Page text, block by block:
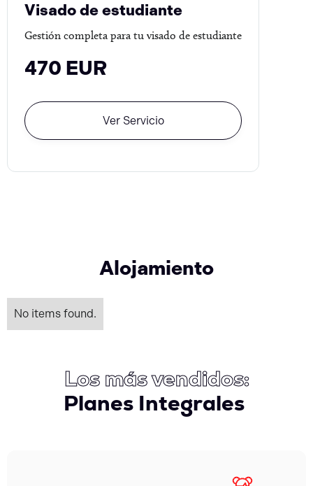
Visado de estudiante
Gestión completa para tu visado de estudiante
470 EUR
Ver Servicio
Alojamiento
No items found.
Los más vendidos:
Planes Integrales